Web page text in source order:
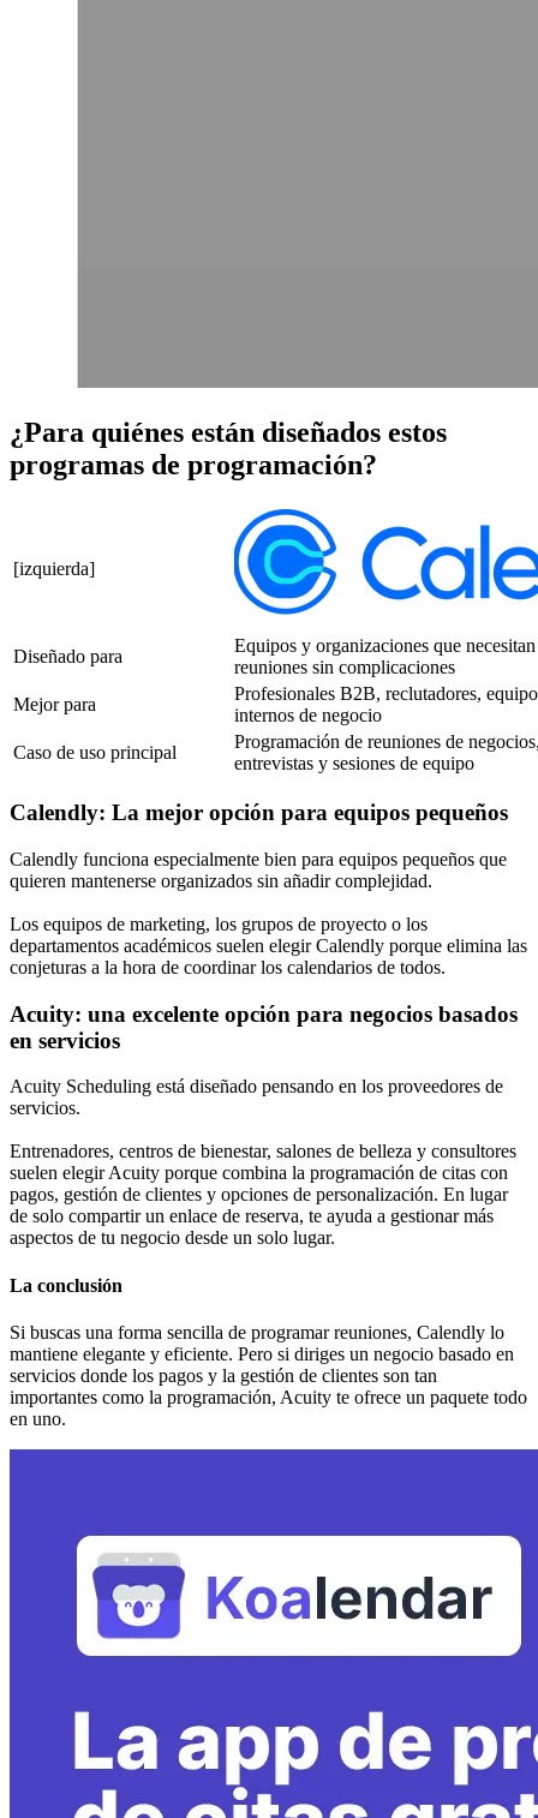
¿Para quiénes están diseñados estos
programas de programación?
[izquierda]
Diseñado para
Equipos y organizaciones que
reuniones sin complicaciones
Mejor para
Profesionales B2B, reclutadores,
internos de negocio
Caso de uso principal
Programación de reuniones de
entrevistas y sesiones de equipo
Calendly: La mejor opción para equipos pequeños
Calendly funciona especialmente bien para equipos pequeños que
quieren mantenerse organizados sin añadir complejidad.
Los equipos de marketing, los grupos de proyecto o los
departamentos académicos suelen elegir Calendly porque elimina las
conjeturas a la hora de coordinar los calendarios de todos.
Acuity: una excelente opción para negocios basados
en servicios
Acuity Scheduling está diseñado pensando en los proveedores de
servicios.
Entrenadores, centros de bienestar, salones de belleza y consultores
suelen elegir Acuity porque combina la programación de citas con
pagos, gestión de clientes y opciones de personalización. En lugar
de solo compartir un enlace de reserva, te ayuda a gestionar más
aspectos de tu negocio desde un solo lugar.
La conclusión
Si buscas una forma sencilla de programar reuniones, Calendly lo
mantiene elegante y eficiente. Pero si diriges un negocio basado en
servicios donde los pagos y la gestión de clientes son tan
importantes como la programación, Acuity te ofrece un paquete todo
en uno.